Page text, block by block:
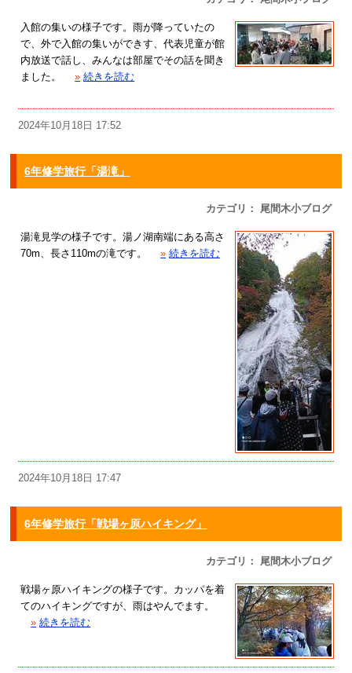
入館の集いの様子です。雨が降っていたの
で、外で入館の集いができす、代表児童が館
内放送で話し、みんなは部屋でその話を聞き
ました。
» 続きを読む
2024年10月18日 17:52
6年修学旅行「湯滝」
カテゴリ： 尾間木小ブログ
湯滝見学の様子です。湯ノ湖南端にある高さ
70m、長さ110mの滝です。
» 続きを読む
2024年10月18日 17:47
6年修学旅行「戦場ヶ原ハイキング」
カテゴリ： 尾間木小ブログ
戦場ヶ原ハイキングの様子です。カッパを着
てのハイキングですが、雨はやんでます。
» 続きを読む